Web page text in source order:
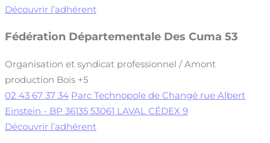
Découvrir l’adhérent
Fédération Départementale Des Cuma 53
Organisation et syndicat professionnel / Amont
production Bois +5
02 43 67 37 34 Parc Technopole de Changé rue Albert
Einstein - BP 36135 53061 LAVAL CÉDEX 9
Découvrir l’adhérent